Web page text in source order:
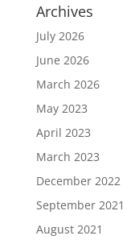
Archives
July 2026
June 2026
March 2026
May 2023
April 2023
March 2023
December 2022
September 2021
August 2021